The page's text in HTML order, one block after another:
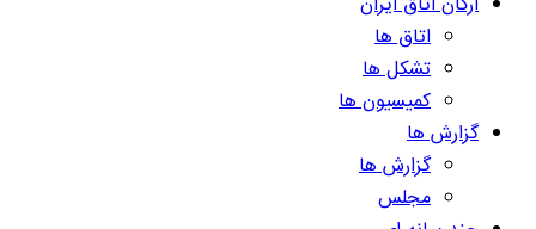
اتاق ها
تشکل ها
کمیسیون ها
گزارش ها
گزارش ها
مجلس